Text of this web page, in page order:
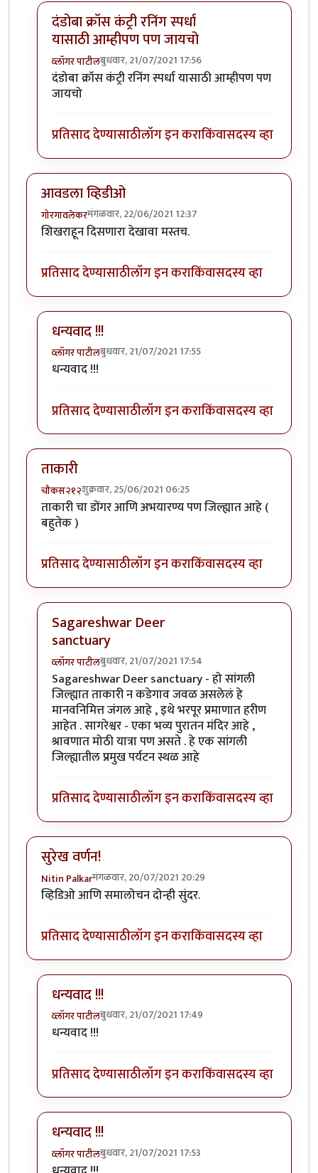
दंडोबा क्रॉस कंट्री रनिंग स्पर्धा
यासाठी आम्हीपण पण जायचो
व्लॉगर पाटीलबुधवार, 21/07/2021 17:56
In reply toमी लहान असताना सांगलीतल्याbyचावटमेला
दंडोबा क्रॉस कंट्री रनिंग स्पर्धा यासाठी आम्हीपण पण
जायचो
प्रतिसाद देण्यासाठीलॉग इन कराकिंवासदस्य व्हा
आवडला व्हिडीओ
गोरगावलेकरमंगळवार, 22/06/2021 12:37
शिखराहून दिसणारा देखावा मस्तच.
प्रतिसाद देण्यासाठीलॉग इन कराकिंवासदस्य व्हा
धन्यवाद !!!
व्लॉगर पाटीलबुधवार, 21/07/2021 17:55
In reply to
धन्यवाद !!!
प्रतिसाद देण्यासाठीलॉग इन कराकिंवासदस्य व्हा
ताकारी
चौकस२१२शुक्रवार, 25/06/2021 06:25
ताकारी चा डोंगर आणि अभयारण्य पण जिल्ह्यात आहे (
बहुतेक )
प्रतिसाद देण्यासाठीलॉग इन कराकिंवासदस्य व्हा
Sagareshwar Deer
sanctuary
व्लॉगर पाटीलबुधवार, 21/07/2021 17:54
In reply toताकारीbyचौकस२१२
Sagareshwar Deer sanctuary - हो सांगली
जिल्ह्यात ताकारी न कडेगाव जवळ असलेलं हे
मानवनिमित्त जंगल आहे , इथे भरपूर प्रमाणात हरीण
आहेत . सागरेश्वर - एका भव्य पुरातन मंदिर आहे ,
श्रावणात मोठी यात्रा पण असते . हे एक सांगली
जिल्ह्यातील प्रमुख पर्यटन स्थळ आहे
प्रतिसाद देण्यासाठीलॉग इन कराकिंवासदस्य व्हा
सुरेख वर्णन!
Nitin Palkarमंगळवार, 20/07/2021 20:29
व्हिडिओ आणि समालोचन दोन्ही सुंदर.
प्रतिसाद देण्यासाठीलॉग इन कराकिंवासदस्य व्हा
धन्यवाद !!!
व्लॉगर पाटीलबुधवार, 21/07/2021 17:49
In reply to
धन्यवाद !!!
प्रतिसाद देण्यासाठीलॉग इन कराकिंवासदस्य व्हा
धन्यवाद !!!
व्लॉगर पाटीलबुधवार, 21/07/2021 17:53